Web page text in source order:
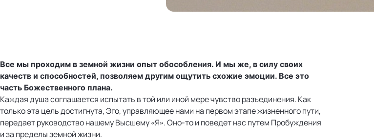
Все мы проходим в земной жизни опыт обособления. И мы же, в силу своих
качеств и способностей, позволяем другим ощутить схожие эмоции. Все это
часть Божественного плана.
Каждая душа соглашается испытать в той или иной мере чувство разъединения. Как
только эта цель достигнута, Эго, управляющее нами на первом этапе жизненного пути,
передает руководство нашему Высшему «Я». Оно-то и поведет нас путем Пробуждения
и за пределы земной жизни.